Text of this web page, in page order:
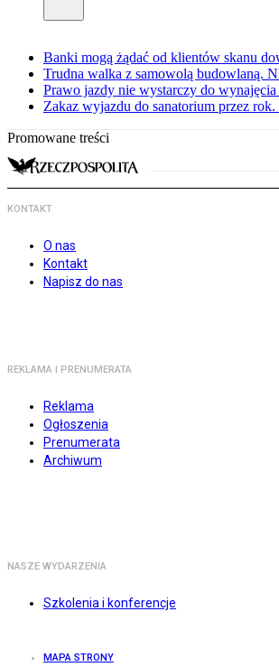
Banki mogą żądać od klientów skanu
Trudna walka z samowolą budowlaną.
Prawo jazdy nie wystarczy do
Zakaz wyjazdu do sanatorium przez
Promowane treści
KONTAKT
O nas
Kontakt
Napisz do nas
REKLAMA I PRENUMERATA
Reklama
Ogłoszenia
Prenumerata
Archiwum
NASZE WYDARZENIA
Szkolenia i konferencje
MAPA STRONY